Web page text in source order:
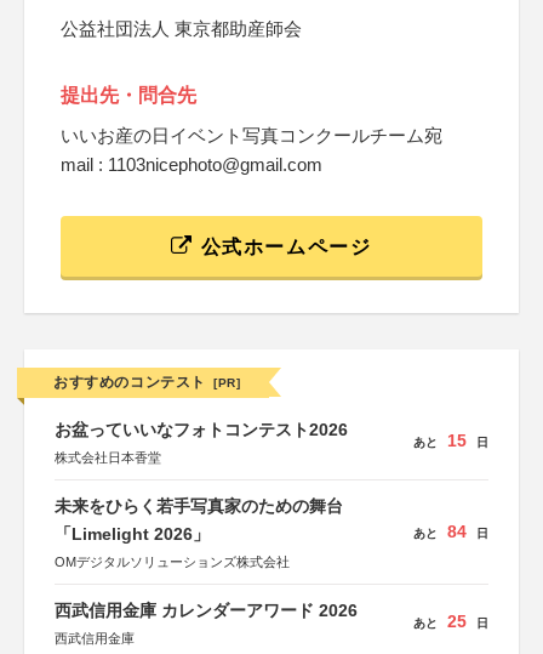
公益社団法人 東京都助産師会
提出先・問合先
いいお産の日イベント写真コンクールチーム宛
mail : 1103nicephoto@gmail.com
公式ホームページ
おすすめのコンテスト [PR]
お盆っていいなフォトコンテスト2026
株式会社日本香堂
あと 15 日
未来をひらく若手写真家のための舞台
「Limelight 2026」
OMデジタルソリューションズ株式会社
あと 84 日
西武信用金庫 カレンダーアワード 2026
西武信用金庫
あと 25 日